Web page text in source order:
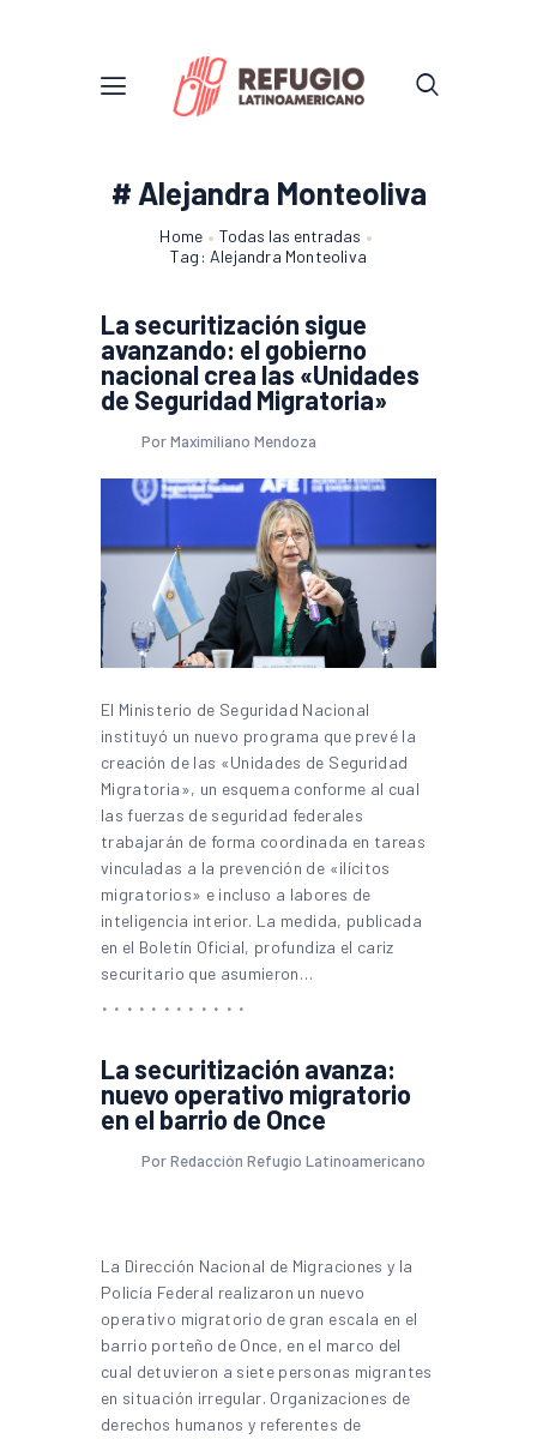
# Alejandra Monteoliva
Home
Todas las entradas
Tag: Alejandra Monteoliva
La securitización sigue
avanzando: el gobierno
nacional crea las «Unidades
de Seguridad Migratoria»
Por Maximiliano Mendoza
El Ministerio de Seguridad Nacional
instituyó un nuevo programa que prevé la
creación de las «Unidades de Seguridad
Migratoria», un esquema conforme al cual
las fuerzas de seguridad federales
trabajarán de forma coordinada en tareas
vinculadas a la prevención de «ilícitos
migratorios» e incluso a labores de
inteligencia interior. La medida, publicada
en el Boletín Oficial, profundiza el cariz
securitario que asumieron…
La securitización avanza:
nuevo operativo migratorio
en el barrio de Once
Por Redacción Refugio Latinoamericano
La Dirección Nacional de Migraciones y la
Policía Federal realizaron un nuevo
operativo migratorio de gran escala en el
barrio porteño de Once, en el marco del
cual detuvieron a siete personas migrantes
en situación irregular. Organizaciones de
derechos humanos y referentes de